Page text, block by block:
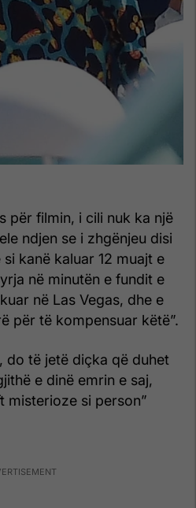
për filmin, i cili nuk ka një
ndjen se i zhgënjeu disi
kanë kaluar 12 muajt e
në minutën e fundit e
në Las Vegas, dhe e
për të kompensuar këtë”.
do të jetë diçka që duhet
e dinë emrin e saj,
misterioze si person”